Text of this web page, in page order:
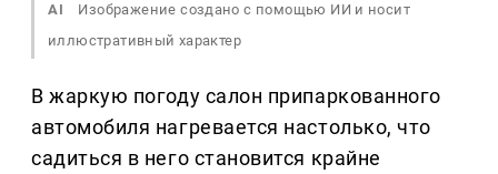
AI
Изображение создано с помощью ИИ и носит
иллюстративный характер
В жаркую погоду салон припаркованного
автомобиля нагревается настолько, что
садиться в него становится крайне